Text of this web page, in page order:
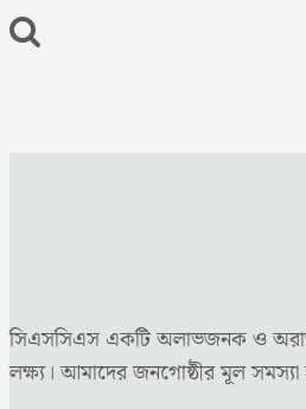
সিএসসিএস একটি অলাভজনক ও
লক্ষ্য। আমাদের জনগোষ্ঠীর মূল